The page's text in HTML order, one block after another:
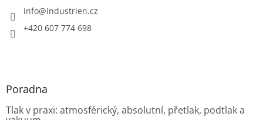
info@industrien.cz
+420 607 774 698
Poradna
Tlak v praxi: atmosférický, absolutní, přetlak, podtlak a